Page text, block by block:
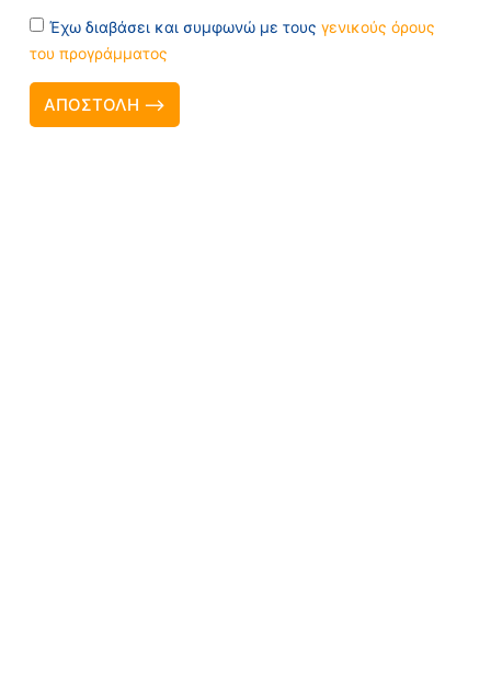
Έχω διαβάσει και συμφωνώ με τους γενικούς όρους
του προγράμματος
ΑΠΟΣΤΟΛΗ ⟶